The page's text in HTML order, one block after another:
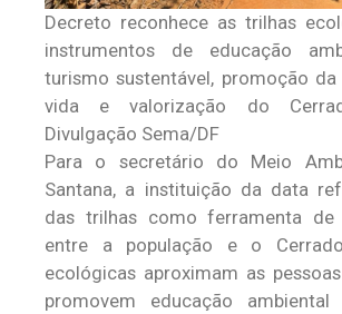
Decreto reconhece as trilhas
instrumentos de educação
turismo sustentável, promoção
vida e valorização do
Divulgação Sema/DF
Para o secretário do Meio
Santana, a instituição da data
das trilhas como ferramenta de
entre a população e o
ecológicas aproximam as
promovem educação